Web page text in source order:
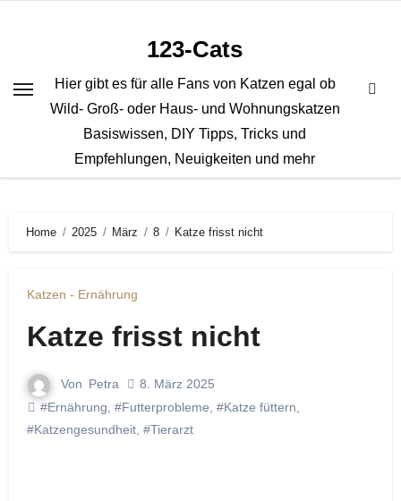
123-Cats
Hier gibt es für alle Fans von Katzen egal ob
Wild- Groß- oder Haus- und Wohnungskatzen
Basiswissen, DIY Tipps, Tricks und
Empfehlungen, Neuigkeiten und mehr
Home 2025 März 8 Katze frisst nicht
Katzen - Ernährung
Katze frisst nicht
Von Petra
8. März 2025
#Ernährung #Futterprobleme #Katze füttern
#Katzengesundheit, #Tierarzt